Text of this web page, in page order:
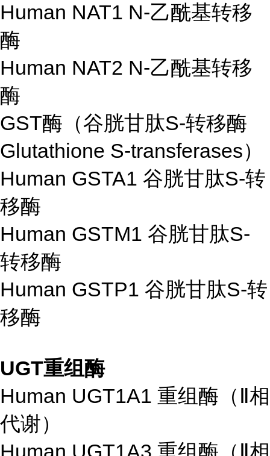
Human NAT1 N-乙酰基转移
酶
Human NAT2 N-乙酰基转移
酶
GST酶（谷胱甘肽S-转移酶
Glutathione S-transferases）
Human GSTA1 谷胱甘肽S-转
移酶
Human GSTM1 谷胱甘肽S-
转移酶
Human GSTP1 谷胱甘肽S-转
移酶
UGT重组酶
Human UGT1A1 重组酶（Ⅱ相
代谢）
Human UGT1A3 重组酶（Ⅱ相